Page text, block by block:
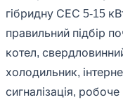
гібридну СЕС 5-15
правильний підбір
котел,
холодильник,
сигналізація, робоче